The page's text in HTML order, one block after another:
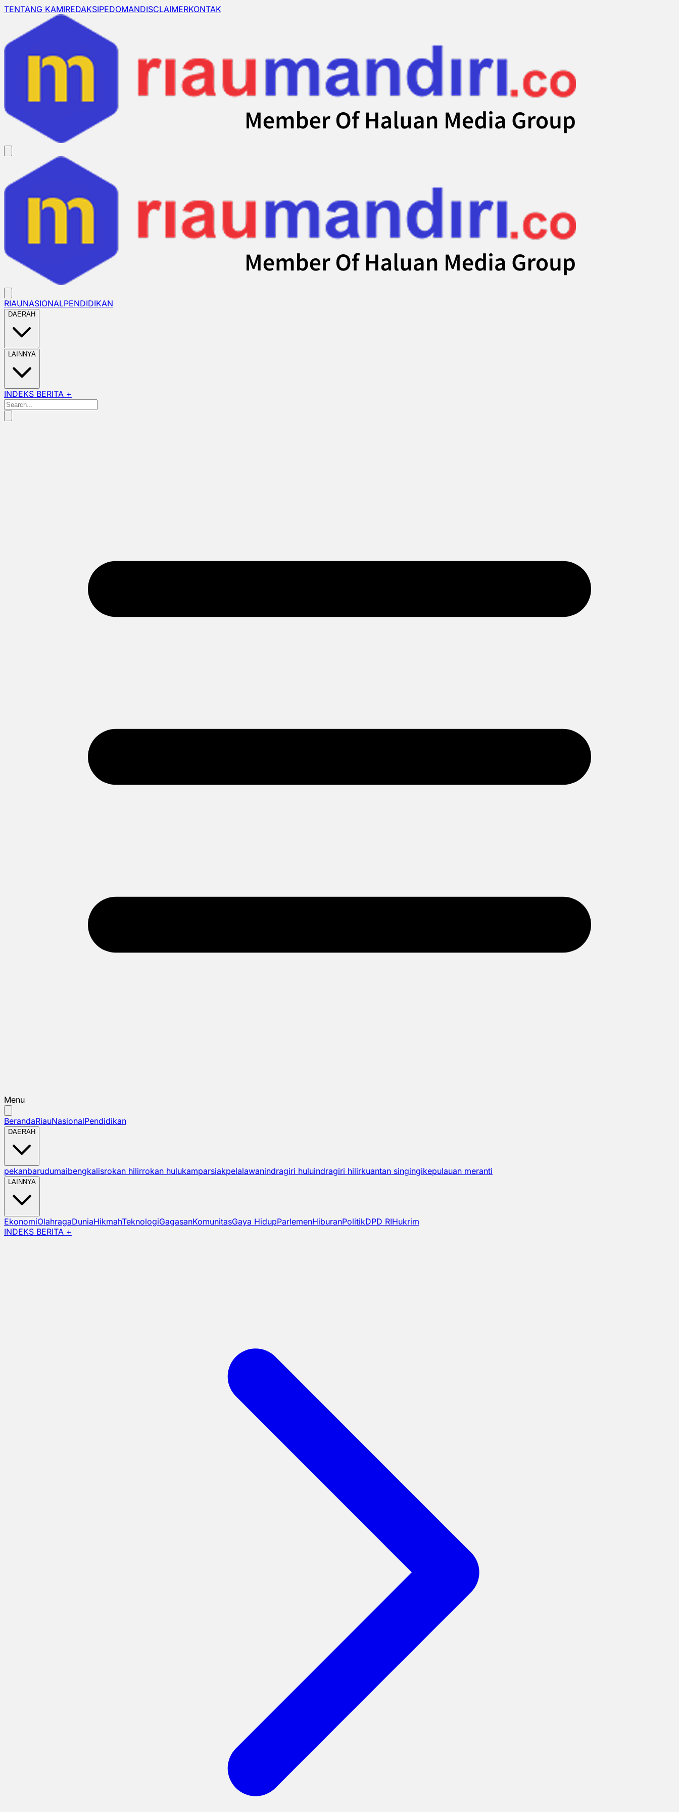
TENTANG KAMIREDAKSIPEDOMANDISCLAIMERKONTAK
RIAUNASIONALPENDIDIKAN
DAERAH
LAINNYA
INDEKS BERITA +
Menu
BerandaRiauNasionalPendidikan
DAERAH
pekanbarudumaibengkalisrokan hilirrokan hulukamparsiakpelalawanindragiri huluindragiri hilirkuantan singingikepulauan meranti
LAINNYA
EkonomiOlahragaDuniaHikmahTeknologiGagasanKomunitasGaya HidupParlemenHiburanPolitikDPD RIHukrim
INDEKS BERITA +